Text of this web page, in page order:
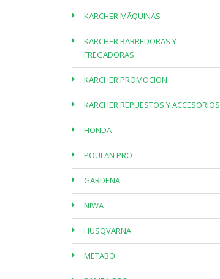
KARCHER MÃQUINAS
KARCHER BARREDORAS Y
FREGADORAS
KARCHER PROMOCION
KARCHER REPUESTOS Y ACCESORIOS
HONDA
POULAN PRO
GARDENA
NIWA
HUSQVARNA
METABO